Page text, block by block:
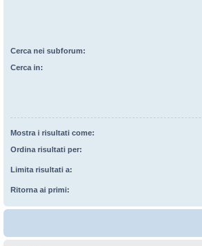
Cerca nei subforum:
Cerca in:
Mostra i risultati come:
Ordina risultati per:
Limita risultati a:
Ritorna ai primi: